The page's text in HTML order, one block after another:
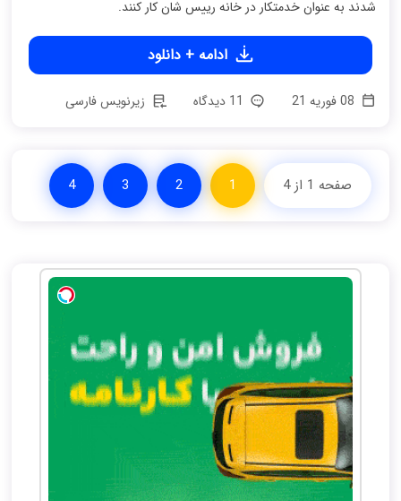
شدند به عنوان خدمتکار در خانه رییس شان کار کنند.
ادامه + دانلود
زیرنویس فارسی
صفحه 1 از 4 1
2
3
4